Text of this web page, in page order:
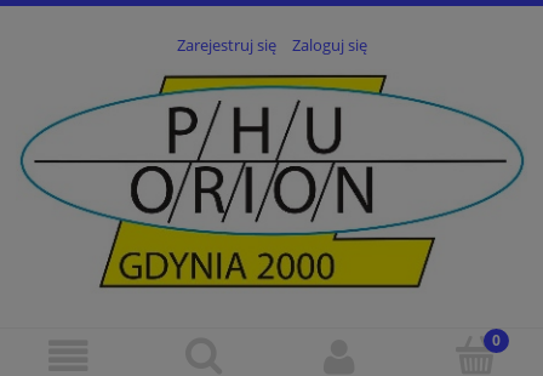
Zarejestruj się Zaloguj się